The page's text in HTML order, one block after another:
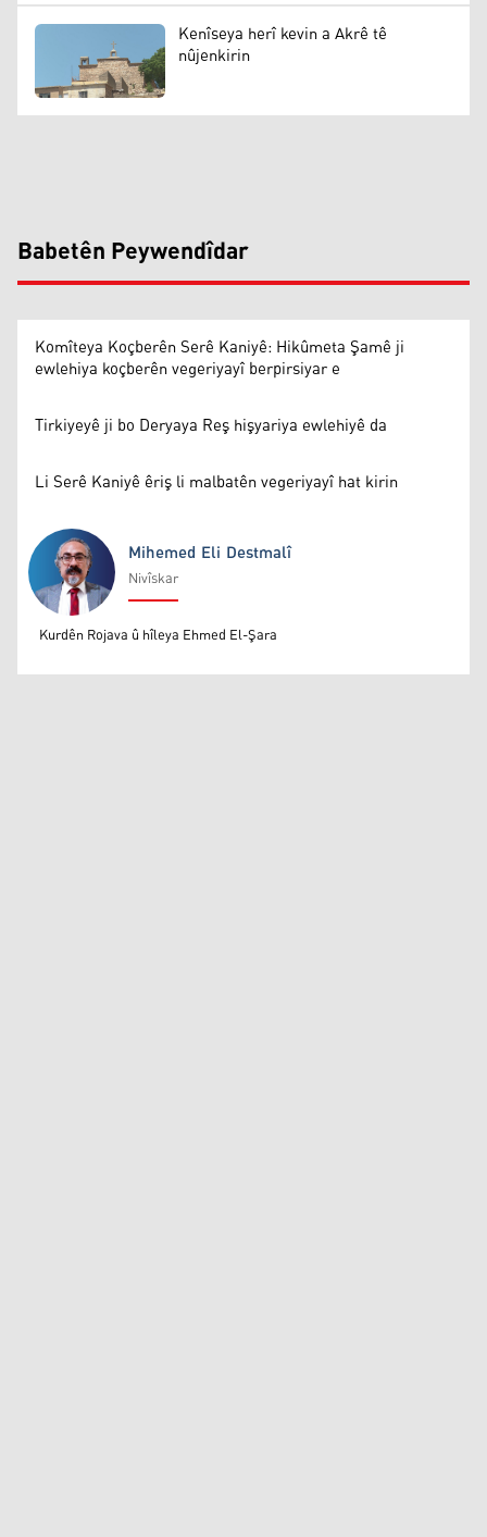
Kenîseya herî kevin a Akrê tê
nûjenkirin
Babetên Peywendîdar
Komîteya Koçberên Serê Kaniyê: Hikûmeta Şamê ji
ewlehiya koçberên vegeriyayî berpirsiyar e
Tirkiyeyê ji bo Deryaya Reş hişyariya ewlehiyê da
Li Serê Kaniyê êriş li malbatên vegeriyayî hat kirin
Mihemed Eli Destmalî
Mihemed Eli Destmalî
Nivîskar
Kurdên Rojava û hîleya Ehmed El-Şara